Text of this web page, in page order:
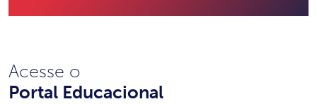
Acesse o
Portal Educacional